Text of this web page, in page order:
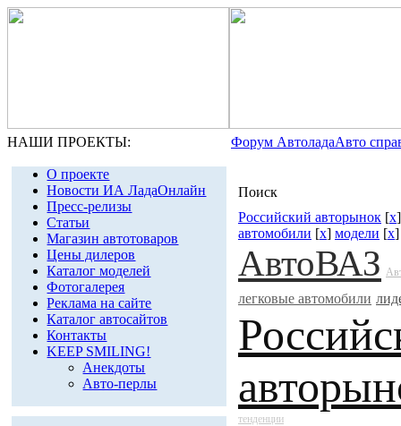
НАШИ ПРОЕКТЫ: Форум АвтоладаАвто
О проекте
Новости ИА ЛадаОнлайн
Пресс-релизы
Статьи
Магазин автотоваров
Цены дилеров
Каталог моделей
Фотогалерея
Реклама на сайте
Каталог автосайтов
Контакты
KEEP SMILING!
Анекдоты
Авто-перлы
Поиск
Российский авторынок [x
автомобили [x] модели [x
АвтоВАЗ
легковые автомобили
тенденции